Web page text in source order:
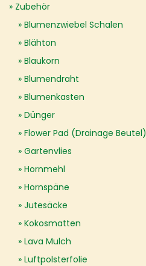
Zubehör
Blumenzwiebel Schalen
Blähton
Blaukorn
Blumendraht
Blumenkasten
Dünger
Flower Pad (Drainage Beutel)
Gartenvlies
Hornmehl
Hornspäne
Jutesäcke
Kokosmatten
Lava Mulch
Luftpolsterfolie